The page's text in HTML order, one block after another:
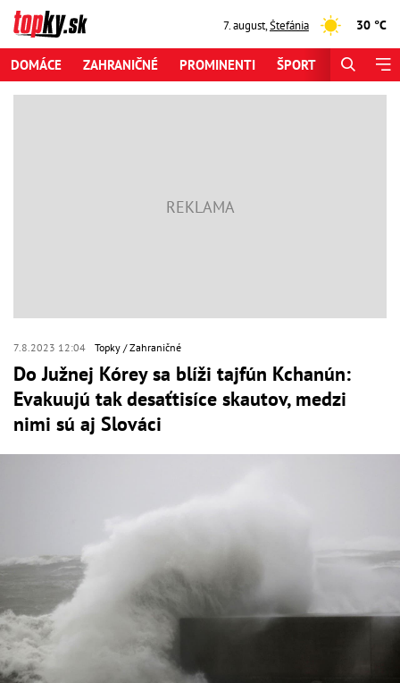
7. august,Štefánia 30 °C
DOMÁCE ZAHRANIČNÉ PROMINENTI ŠPORT
7.8.2023 12:04 Topky Zahraničné
Do Južnej Kórey sa blíži tajfún Kchanún:
Evakuujú tak desaťtisíce skautov, medzi
nimi sú aj Slováci